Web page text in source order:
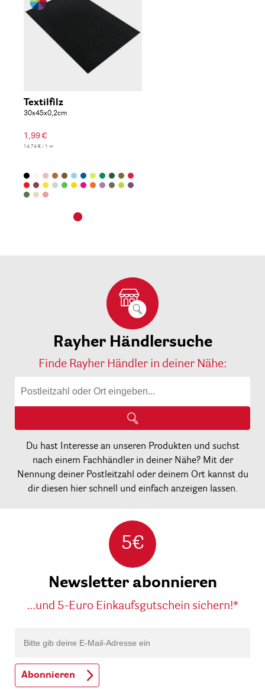
Textilfilz
30x45x0,2cm
1,99 €
14,74 € / 1 m
Rayher Händlersuche
Finde Rayher Händler in deiner Nähe:
Du hast Interesse an unseren Produkten und suchst
nach einem Fachhändler in deiner Nähe? Mit der
Nennung deiner Postleitzahl oder deinem Ort kannst du
dir diesen hier schnell und einfach anzeigen lassen.
5€
Newsletter abonnieren
...und 5-Euro Einkaufsgutschein sichern!*
Abonnieren